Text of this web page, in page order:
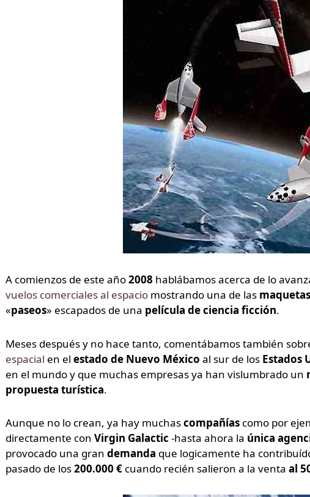
A comienzos de este año2008 hablábamos acerca de lo
vuelos comerciales al espaciomostrando una de las maquetas
«paseos» escapados de una película de ciencia ficción.
Meses después y no hace tanto, comentábamos también
espacial en el estado de Nuevo México al sur de losEstados
en el mundo y que muchas empresas ya han vislumbrado un
propuesta turística.
Aunque no lo crean, ya hay muchascompañías como por
directamente con Virgin Galactic -hasta ahora la única
provocado una gran demanda que logicamente ha
pasado de los200.000 €cuando recién salieron a la venta al